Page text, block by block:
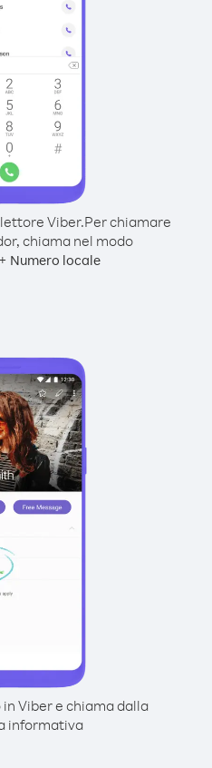
Viber.Per chiamare
chiama nel modo
Numero locale
Viber e chiama dalla
informativa